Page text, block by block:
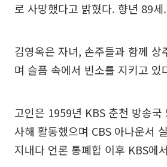
로 사망했다고 밝혔다. 향년 89세.
김영옥은 자녀, 손주들과 함께 상
며 슬픔 속에서 빈소를 지키고 있
고인은 1959년 KBS 춘천 방송국
사해 활동했으며 CBS 아나운서
지내다 언론 통폐합 이후 KBS에